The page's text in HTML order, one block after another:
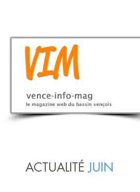
ACTUALITÉJUIN